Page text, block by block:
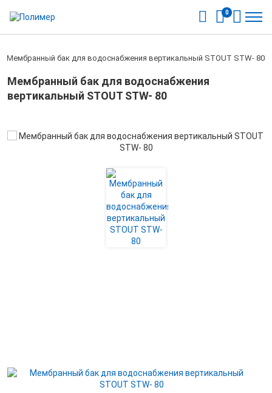
0
Мембранный бак для водоснабжения вертикальный STOUT STW- 80
Мембранный бак для водоснабжения
вертикальный STOUT STW- 80